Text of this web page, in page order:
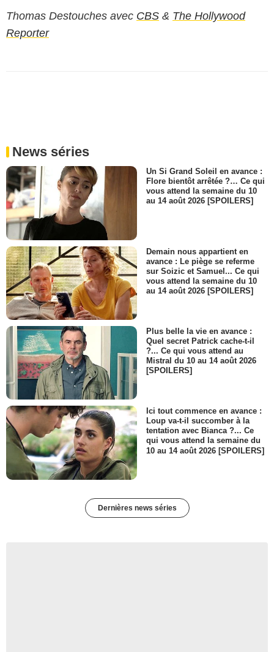
Thomas Destouches avec CBS & The Hollywood
Reporter
News séries
Un Si Grand Soleil en avance :
Flore bientôt arrêtée ?… Ce qui
vous attend la semaine du 10
au 14 août 2026 [SPOILERS]
Demain nous appartient en
avance : Le piège se referme
sur Soizic et Samuel... Ce qui
vous attend la semaine du 10
au 14 août 2026 [SPOILERS]
Plus belle la vie en avance :
Quel secret Patrick cache-t-il
?... Ce qui vous attend au
Mistral du 10 au 14 août 2026
[SPOILERS]
Ici tout commence en avance :
Loup va-t-il succomber à la
tentation avec Bianca ?... Ce
qui vous attend la semaine du
10 au 14 août 2026 [SPOILERS]
Dernières news séries